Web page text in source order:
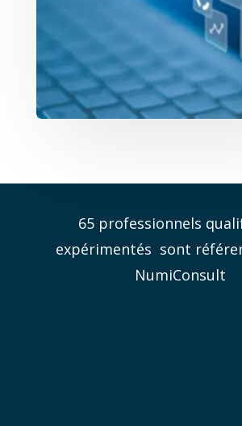
65 professionnels
expérimentés sont
NumiConsult